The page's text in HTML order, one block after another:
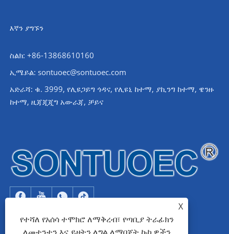
እኛን ያግኙን
ስልክ: +86-13868610160
ኢሜይል: sontuoec@sontuoec.com
አድራሻ: ቁ. 3999, የሊዩጋይግ ጎዳና, የሊዩኒ ከተማ, ያኪንግ ከተማ, ዌንዙ
ከተማ, ዚጃጂጂግ አውራጃ, ቻይና
X
የተሻለ የአሰሳ ተሞክሮ ለማቅረብ፣ የጣቢያ ትራፊክን